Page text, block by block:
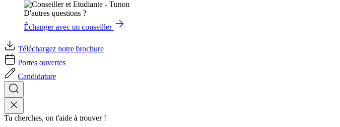
D'autres questions ?
Échanger avec un conseiller
Téléchargez notre brochure
Portes ouvertes
Candidature
Tu cherches, on t'aide à trouver !